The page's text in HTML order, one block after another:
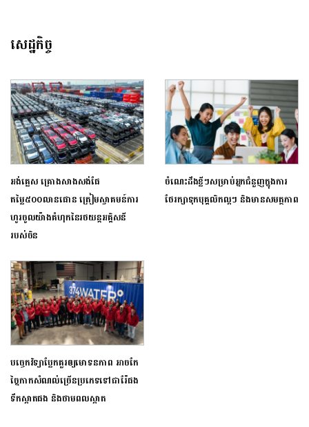
សេដ្ឋកិច្ច
អង់គ្លេស គ្រោងសាងសង់ផែ
តម្លៃ៥០០លានផោន ត្រៀមស្វាគមន៍ការ
ហូរចូលយ៉ាងគំហុកនៃរថយន្តអគ្គិសនី
របស់ចិន
ចំណេះដឹងខ្លីៗសម្រាប់អ្នកជំនួញក្នុងការ
ថែរក្សាទុកបុគ្គលិកល្អៗ និងមានសមត្ថភាព
បច្ចេកវិទ្យាប្លែកគួរឲ្យមោទនភាព អាចកែ
ច្នៃកាកសំណល់ច្រើនប្រភេទទៅជារ៉ែផង
ទឹកស្អាតផង និងថាមពលស្អាត